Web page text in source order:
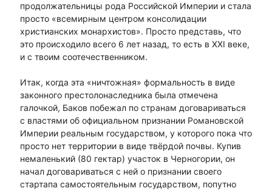
продолжательницы рода Российской Империи и стала
просто «всемирным центром консолидации
христианских монархистов». Просто представь, что
это происходило всего 6 лет назад, то есть в XXI веке,
и с твоим соотечественником.
Итак, когда эта «ничтожная» формальность в виде
законного престолонаследника была отмечена
галочкой, Баков побежал по странам договариваться
с властями об официальном признании Романовской
Империи реальным государством, у которого пока что
просто нет территории в виде твёрдой почвы. Купив
немаленький (80 гектар) участок в Черногории, он
начал договариваться с ней о признании своего
стартапа самостоятельным государством, попутно